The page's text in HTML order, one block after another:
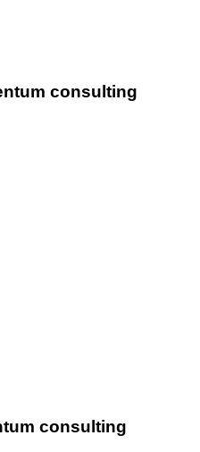
consulting
consulting